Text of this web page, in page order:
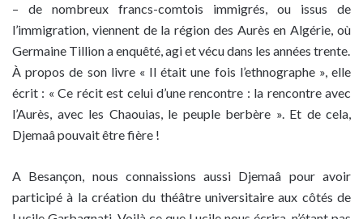
– de nombreux francs-comtois immigrés, ou issus de
l’immigration, viennent de la région des Aurès en Algérie, où
Germaine Tillion a enquêté, agi et vécu dans les années trente.
À propos de son livre « Il était une fois l’ethnographe », elle
écrit : « Ce récit est celui d’une rencontre : la rencontre avec
l’Aurès, avec les Chaouias, le peuple berbère ». Et de cela,
Djemaâ pouvait être fière !
A Besançon, nous connaissions aussi Djemaâ pour avoir
participé à la création du théâtre universitaire aux côtés de